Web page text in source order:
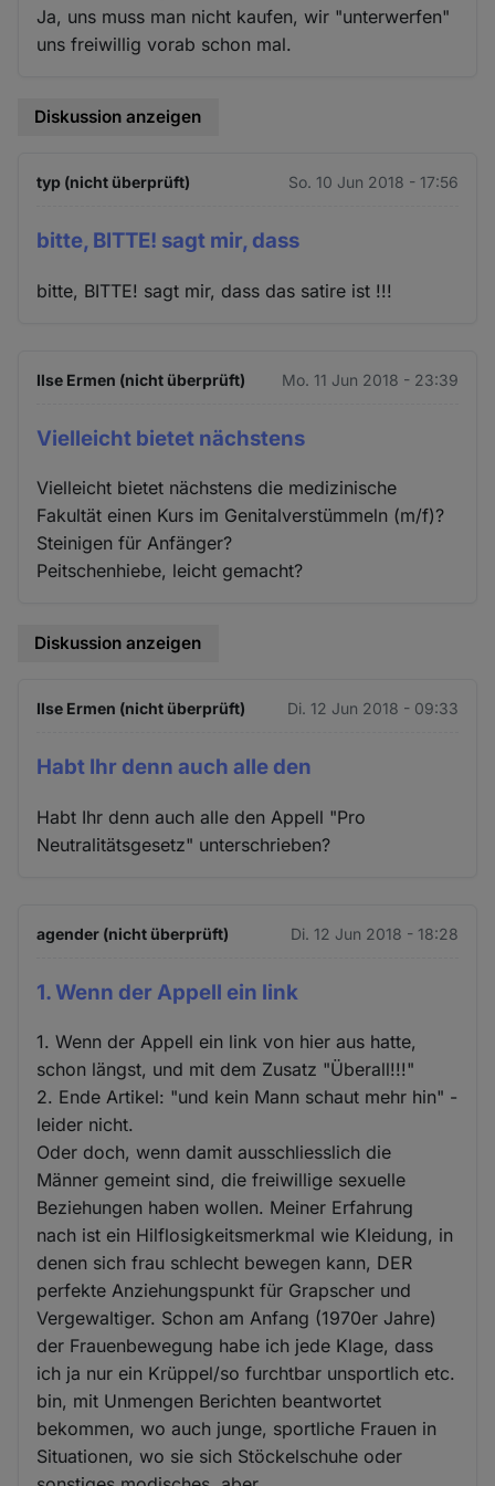
Ja, uns muss man nicht kaufen, wir "unterwerfen"
uns freiwillig vorab schon mal.
Diskussion anzeigen
typ (nicht überprüft) So. 10 Jun 2018 - 17:56
bitte, BITTE! sagt mir, dass
bitte, BITTE! sagt mir, dass das satire ist !!!
Ilse Ermen (nicht überprüft) Mo. 11 Jun 2018 - 23:39
Vielleicht bietet nächstens
Vielleicht bietet nächstens die medizinische
Fakultät einen Kurs im Genitalverstümmeln (m/f)?
Steinigen für Anfänger?
Peitschenhiebe, leicht gemacht?
Diskussion anzeigen
Ilse Ermen (nicht überprüft) Di. 12 Jun 2018 - 09:33
Habt Ihr denn auch alle den
Habt Ihr denn auch alle den Appell "Pro
Neutralitätsgesetz" unterschrieben?
agender (nicht überprüft) Di. 12 Jun 2018 - 18:28
1. Wenn der Appell ein link
1. Wenn der Appell ein link von hier aus hatte,
schon längst, und mit dem Zusatz "Überall!!!"
2. Ende Artikel: "und kein Mann schaut mehr hin" -
leider nicht.
Oder doch, wenn damit ausschliesslich die
Männer gemeint sind, die freiwillige sexuelle
Beziehungen haben wollen. Meiner Erfahrung
nach ist ein Hilflosigkeitsmerkmal wie Kleidung, in
denen sich frau schlecht bewegen kann, DER
perfekte Anziehungspunkt für Grapscher und
Vergewaltiger. Schon am Anfang (1970er Jahre)
der Frauenbewegung habe ich jede Klage, dass
ich ja nur ein Krüppel/so furchtbar unsportlich etc.
bin, mit Unmengen Berichten beantwortet
bekommen, wo auch junge, sportliche Frauen in
Situationen, wo sie sich Stöckelschuhe oder
Cookies